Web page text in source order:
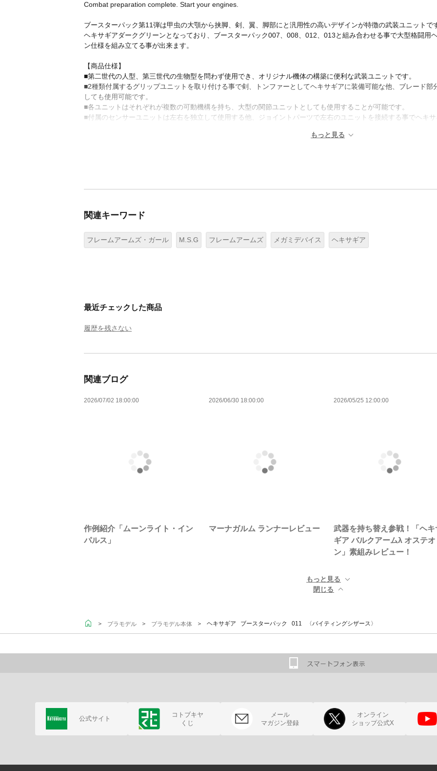
Combat preparation complete. Start your engines.
ブースターパック第11弾は甲虫の大顎から挟脚、剣、翼、脚部にと汎用性の高いデザインが特徴の武装ユニット
ヘキサギアダークグリーンとなっており、ブースターパック007、008、012、013と組み合わせる事で大型格闘用
ン仕様を組み立てる事が出来ます。
【商品仕様】
■第二世代の人型、第三世代の生物型を問わず使用でき、オリジナル機体の構築に便利な武装ユニットです。
■2種類付属するグリップユニットを取り付ける事で剣、トンファーとしてヘキサギアに装備可能な他、ブレード部
しても使用可能です。
■各ユニットはそれぞれが複数の可動機構を持ち、大型の関節ユニットとしても使用することが可能です。
■付属のセンサーユニットは左右を独立して使用する他、ジョイントパーツで左右のユニットを接続する事でヘキ
関連キーワード
フレームアームズ・ガール M.S.G フレームアームズ メガミデバイス ヘキサギア
最近チェックした商品
履歴を残さない
関連ブログ
2026/07/02 18:00:00
作例紹介「ムーンライト・イン
パルス」
2026/06/30 18:00:00
マーナガルム ランナーレビュー
2026/05/25 12:00:00
武器を持ち替え参戦！「ヘキ
ギア バルクアームλ オステオ
ン」素組みレビュー！
もっと見る ▼
閉じる ▲
＞ プラモデル ＞ プラモデル本体 ＞ ヘキサギア ブースターパック 011 〈バイティングシザース〉
公式サイト
コトブキヤ
くじ
メール
マガジン登録
オンライン
ショップ公式X